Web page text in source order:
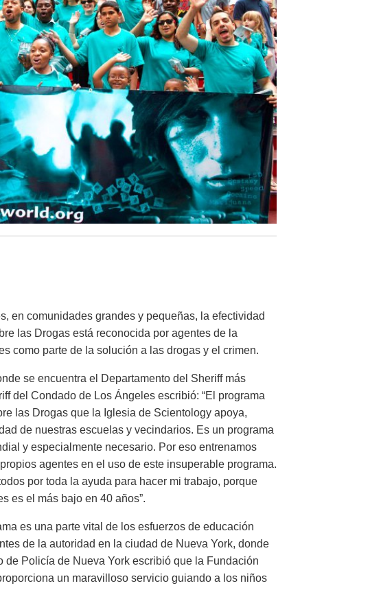
en comunidades grandes y pequeñas, la efectividad
las Drogas está reconocida por agentes de la
como parte de la solución a las drogas y el crimen.
se encuentra el Departamento del Sheriff más
del Condado de Los Ángeles escribió: “El programa
las Drogas que la Iglesia de Scientology apoya,
de nuestras escuelas y vecindarios. Es un programa
y especialmente necesario. Por eso entrenamos
agentes en el uso de este insuperable programa.
por toda la ayuda para hacer mi trabajo, porque
es el más bajo en 40 años”.
es una parte vital de los esfuerzos de educación
de la autoridad en la ciudad de Nueva York, donde
de Policía de Nueva York escribió que la Fundación
un maravilloso servicio guiando a los niños